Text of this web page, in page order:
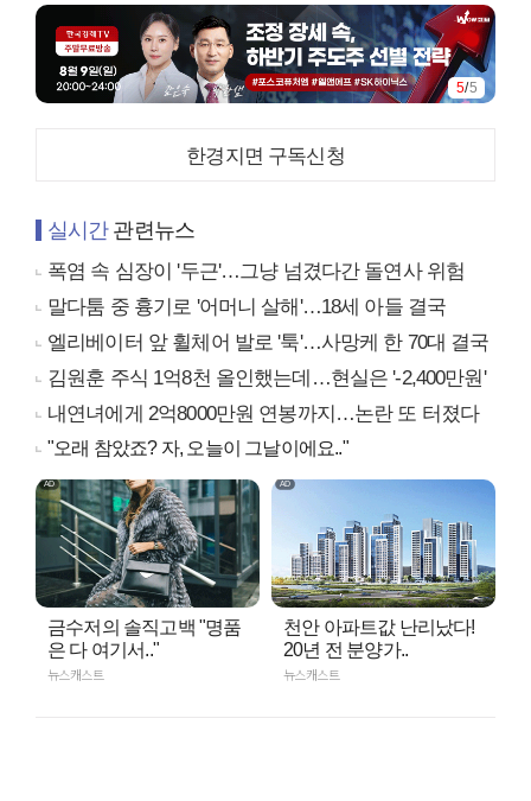
5/5
한경지면 구독신청
실시간관련뉴스
폭염 속 심장이 '두근'…그냥 넘겼다간 돌연사 위험
말다툼 중 흉기로 '어머니 살해'…18세 아들 결국
엘리베이터 앞 휠체어 발로 '툭'…사망케 한 70대 결국
김원훈 주식 1억8천 올인했는데…현실은 '-2,400만원'
내연녀에게 2억8000만원 연봉까지…논란 또 터졌다
"오래 참았죠? 자, 오늘이 그날이에요.."
금수저의 솔직고백 "명품
은 다 여기서.."
뉴스캐스트
천안 아파트값 난리났다!
20년 전 분양가..
뉴스캐스트